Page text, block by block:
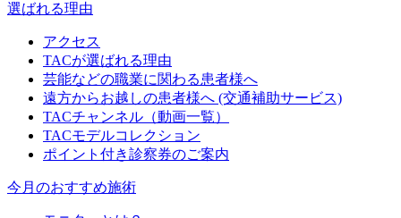
選ばれる理由
アクセス
TACが選ばれる理由
芸能などの職業に関わる患者様へ
遠方からお越しの患者様へ (交通補助サービス)
TACチャンネル（動画一覧）
TACモデルコレクション
ポイント付き診察券のご案内
今月のおすすめ施術